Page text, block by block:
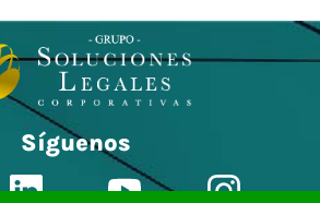
Síguenos